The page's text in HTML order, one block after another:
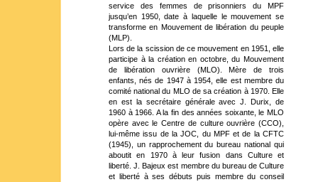
service des femmes de prisonniers du MPF
jusqu’en 1950, date à laquelle le mouvement se
transforme en Mouvement de libération du peuple
(MLP).
Lors de la scission de ce mouvement en 1951, elle
participe à la création en octobre, du Mouvement
de libération ouvrière (MLO). Mère de trois
enfants, nés de 1947 à 1954, elle est membre du
comité national du MLO de sa création à 1970. Elle
en est la secrétaire générale avec J. Durix, de
1960 à 1966. A la fin des années soixante, le MLO
opère avec le Centre de culture ouvrière (CCO),
lui-même issu de la JOC, du MPF et de la CFTC
(1945), un rapprochement du bureau national qui
aboutit en 1970 à leur fusion dans Culture et
liberté. J. Bajeux est membre du bureau de Culture
et liberté à ses débuts puis membre du conseil